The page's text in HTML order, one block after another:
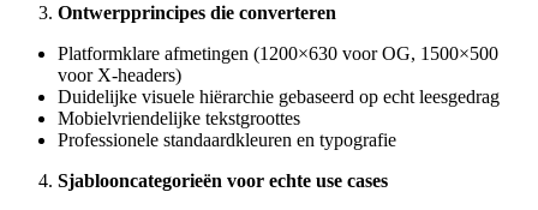
Ontwerpprincipes die converteren
Platformklare afmetingen (1200×630 voor OG, 1500×500
voor X-headers)
Duidelijke visuele hiërarchie gebaseerd op echt leesgedrag
Mobielvriendelijke tekstgroottes
Professionele standaardkleuren en typografie
Sjablooncategorieën voor echte use cases